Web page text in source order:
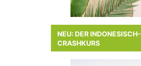
NEU: DER INDONESISCH-
CRASHKURS